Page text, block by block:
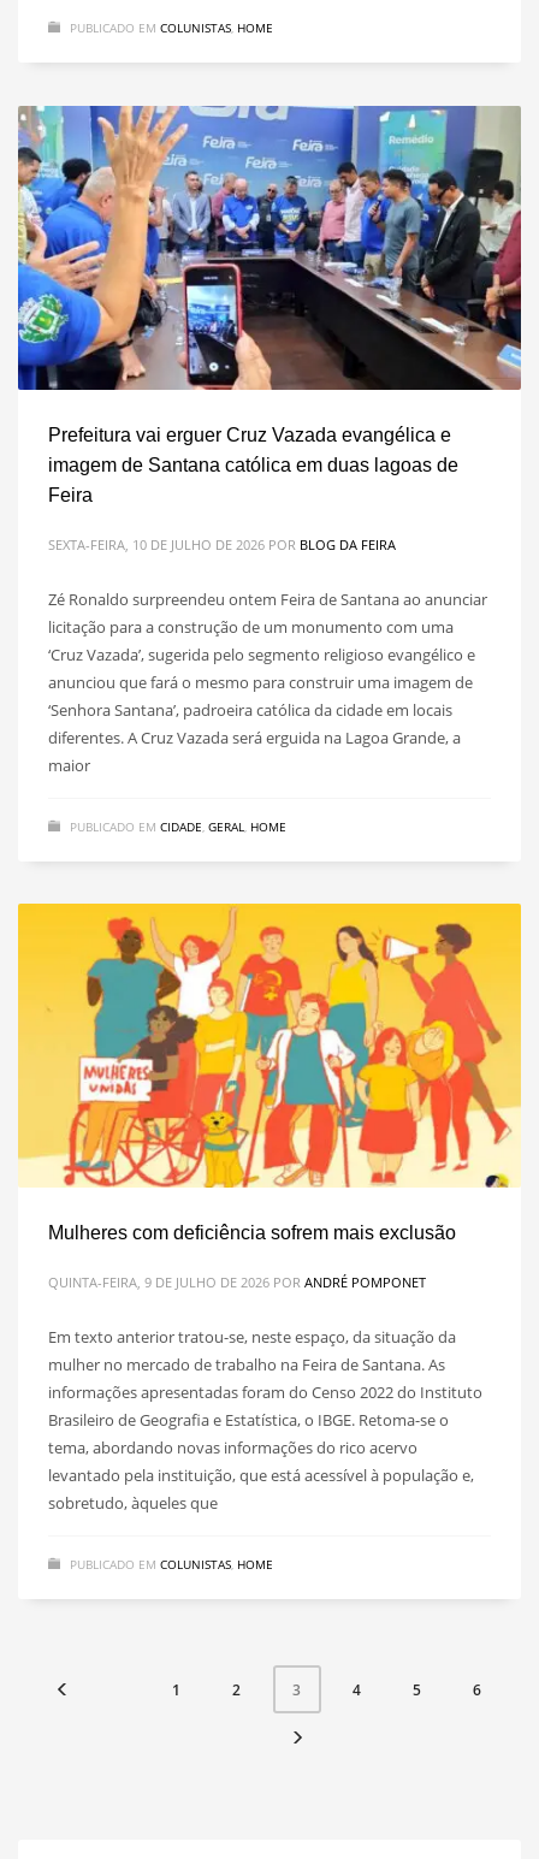
PUBLICADO EM COLUNISTAS, HOME
Prefeitura vai erguer Cruz Vazada evangélica e
imagem de Santana católica em duas lagoas de
Feira
SEXTA-FEIRA, 10 DE JULHO DE 2026 POR BLOG DA FEIRA
Zé Ronaldo surpreendeu ontem Feira de Santana ao anunciar
licitação para a construção de um monumento com uma
‘Cruz Vazada’, sugerida pelo segmento religioso evangélico e
anunciou que fará o mesmo para construir uma imagem de
‘Senhora Santana’, padroeira católica da cidade em locais
diferentes. A Cruz Vazada será erguida na Lagoa Grande, a
maior
PUBLICADO EM CIDADE, GERAL, HOME
Mulheres com deficiência sofrem mais exclusão
QUINTA-FEIRA, 9 DE JULHO DE 2026 POR ANDRÉ POMPONET
Em texto anterior tratou-se, neste espaço, da situação da
mulher no mercado de trabalho na Feira de Santana. As
informações apresentadas foram do Censo 2022 do Instituto
Brasileiro de Geografia e Estatística, o IBGE. Retoma-se o
tema, abordando novas informações do rico acervo
levantado pela instituição, que está acessível à população e,
sobretudo, àqueles que
PUBLICADO EM COLUNISTAS, HOME
1 2 3 4 5 6